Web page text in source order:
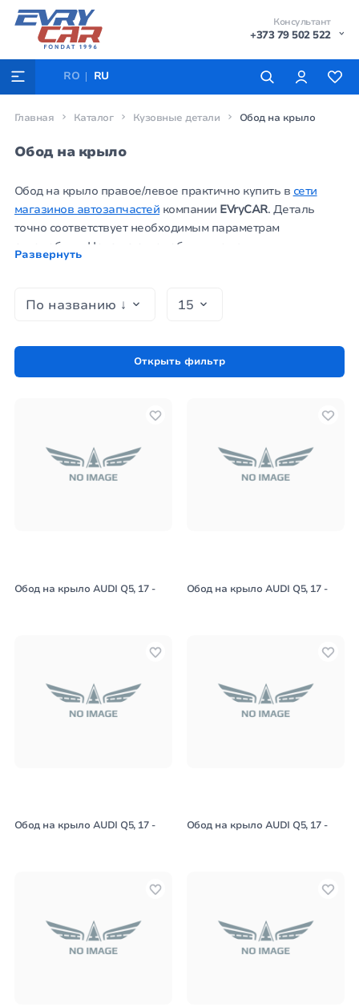
Консультант
+373 79 502 522
RO RU
Главная Каталог Кузовные детали Обод на крыло
Обод на крыло
Обод на крыло правое/левое практично купить в сети
магазинов автозапчастей компании EVryCAR. Деталь
точно соответствует необходимым параметрам
автомобиля. Цена на автомобильные крылья
максимально низкая для Молдовы и только от
контактами, чтобы получить полную консультацию от
комплектующие из категорий кузовные детали,
автооптики, автостекла на сайте autoworld.md
Развернуть
Открыть фильтр
Обод на крыло AUDI Q5, 17 - Обод на крыло AUDI Q5, 17 -
Обод на крыло AUDI Q5, 17 - Обод на крыло AUDI Q5, 17 -